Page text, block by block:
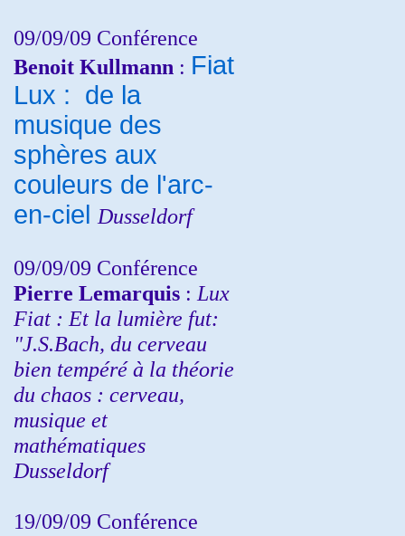
09/09/09 Conférence
Benoit Kullmann : Fiat
Lux : de la
musique des
sphères aux
couleurs de l'arc-
en-ciel Dusseldorf
09/09/09 Conférence
Pierre Lemarquis : Lux
Fiat : Et la lumière fut:
"J.S.Bach, du cerveau
bien tempéré à la théorie
du chaos : cerveau,
musique et
mathématiques
Dusseldorf
19/09/09 Conférence